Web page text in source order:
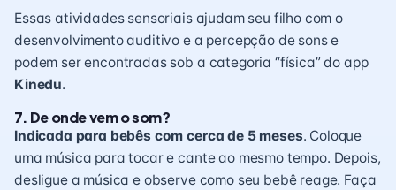
Essas atividades sensoriais ajudam seu filho com o
desenvolvimento auditivo e a percepção de sons e
podem ser encontradas sob a categoria “física” do app
Kinedu.
7. De onde vem o som?
Indicada para bebês com cerca de 5 meses. Coloque
uma música para tocar e cante ao mesmo tempo. Depois,
desligue a música e observe como seu bebê reage. Faça